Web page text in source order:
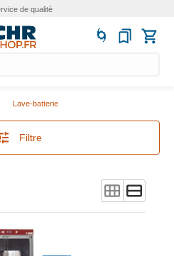
de qualité
Lave-batterie
Filtre